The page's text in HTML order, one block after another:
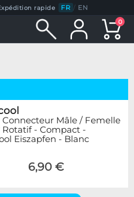
rapide FR / EN
0
Connecteur Mâle / Femelle
Rotatif - Compact -
Eiszapfen - Blanc
6,90 €